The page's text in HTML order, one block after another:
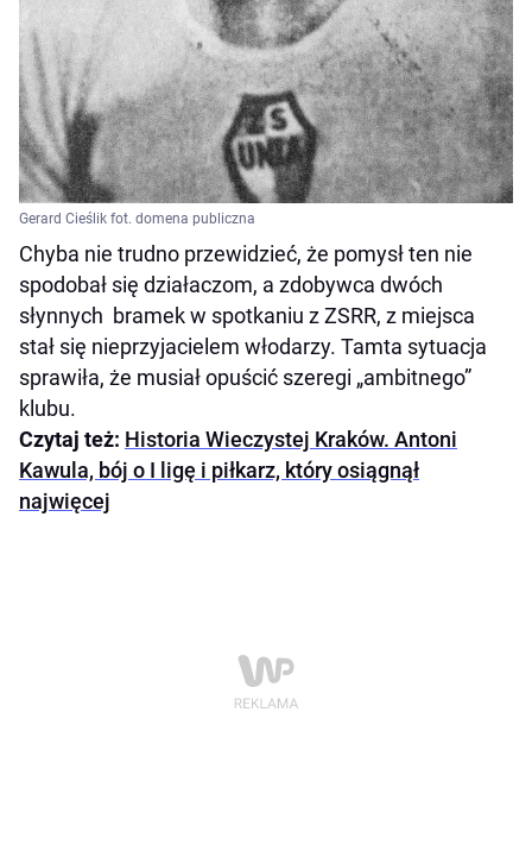
Gerard Cieślik fot. domena publiczna
Chyba nie trudno przewidzieć, że pomysł ten nie
spodobał się działaczom, a zdobywca dwóch
słynnych bramek w spotkaniu z ZSRR, z miejsca
stał się nieprzyjacielem włodarzy. Tamta sytuacja
sprawiła, że musiał opuścić szeregi „ambitnego”
klubu.
Czytaj też: Historia Wieczystej Kraków. Antoni
Kawula, bój o I ligę i piłkarz, który osiągnął
najwięcej